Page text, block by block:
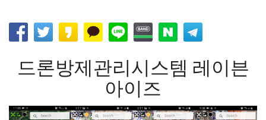
드론방제관리시스템 레이븐
아이즈